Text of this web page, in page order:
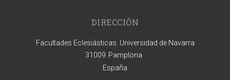
DIRECCIÓN
Facultades Eclesiásticas. Universidad de Navarra
31009 Pamplona
España